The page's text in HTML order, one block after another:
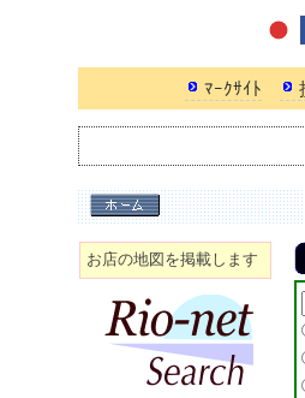
ﾏｰｸｻｲﾄ
お店の地図を掲載します